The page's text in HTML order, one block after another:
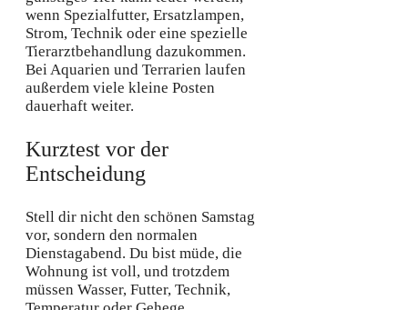
wenn Spezialfutter, Ersatzlampen,
Strom, Technik oder eine spezielle
Tierarztbehandlung dazukommen.
Bei Aquarien und Terrarien laufen
außerdem viele kleine Posten
dauerhaft weiter.
Kurztest vor der
Entscheidung
Stell dir nicht den schönen Samstag
vor, sondern den normalen
Dienstagabend. Du bist müde, die
Wohnung ist voll, und trotzdem
müssen Wasser, Futter, Technik,